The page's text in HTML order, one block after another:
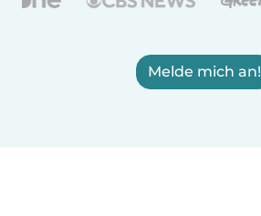
Melde mich an!